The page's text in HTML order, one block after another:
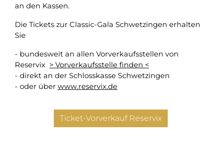
an den Kassen.
Die Tickets zur Classic-Gala Schwetzingen erhalten
Sie
- bundesweit an allen Vorverkaufsstellen von
Reservix > Vorverkaufsstelle finden <
- direkt an der Schlosskasse Schwetzingen
- oder über www.reservix.de
Ticket-Vorverkauf Reservix